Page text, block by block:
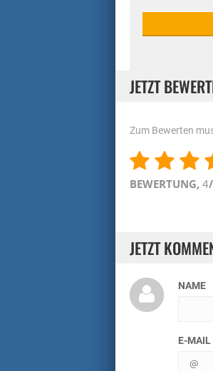
JETZT
Zum Bewerten
BEWERTUNG, 4
JETZT
NAME
E-MAIL